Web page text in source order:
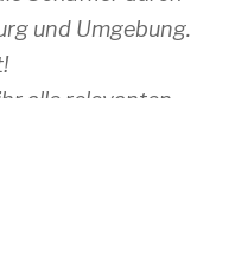
und Umgebung.
alle relevanten